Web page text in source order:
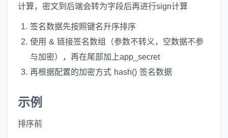
计算，密文到后端会转为字段后再进行sign计算
签名数据先按照键名升序排序
使用 & 链接签名数组（参数不转义，空数据不参
与加密），再在尾部加上app_secret
再根据配置的加密方式 hash() 签名数据
示例
排序前